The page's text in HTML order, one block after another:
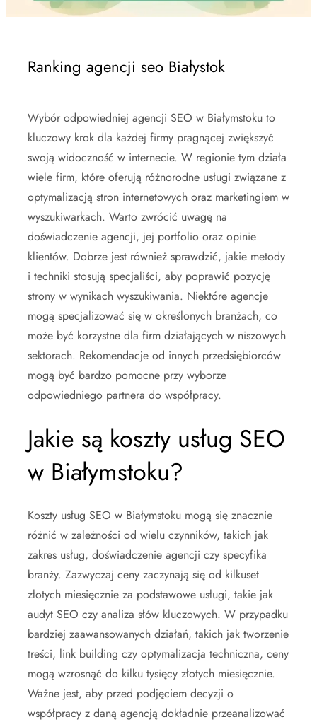
Ranking agencji seo Białystok
Wybór odpowiedniej agencji SEO w Białymstoku to
kluczowy krok dla każdej firmy pragnącej zwiększyć
swoją widoczność w internecie. W regionie tym działa
wiele firm, które oferują różnorodne usługi związane z
optymalizacją stron internetowych oraz marketingiem w
wyszukiwarkach. Warto zwrócić uwagę na
doświadczenie agencji, jej portfolio oraz opinie
klientów. Dobrze jest również sprawdzić, jakie metody
i techniki stosują specjaliści, aby poprawić pozycję
strony w wynikach wyszukiwania. Niektóre agencje
mogą specjalizować się w określonych branżach, co
może być korzystne dla firm działających w niszowych
sektorach. Rekomendacje od innych przedsiębiorców
mogą być bardzo pomocne przy wyborze
odpowiedniego partnera do współpracy.
Jakie są koszty usług SEO
w Białymstoku?
Koszty usług SEO w Białymstoku mogą się znacznie
różnić w zależności od wielu czynników, takich jak
zakres usług, doświadczenie agencji czy specyfika
branży. Zazwyczaj ceny zaczynają się od kilkuset
złotych miesięcznie za podstawowe usługi, takie jak
audyt SEO czy analiza słów kluczowych. W przypadku
bardziej zaawansowanych działań, takich jak tworzenie
treści, link building czy optymalizacja techniczna, ceny
mogą wzrosnąć do kilku tysięcy złotych miesięcznie.
Ważne jest, aby przed podjęciem decyzji o
współpracy z daną agencją dokładnie przeanalizować